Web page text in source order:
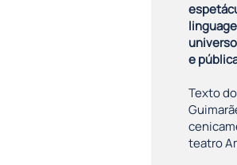
e
Texto
teatro